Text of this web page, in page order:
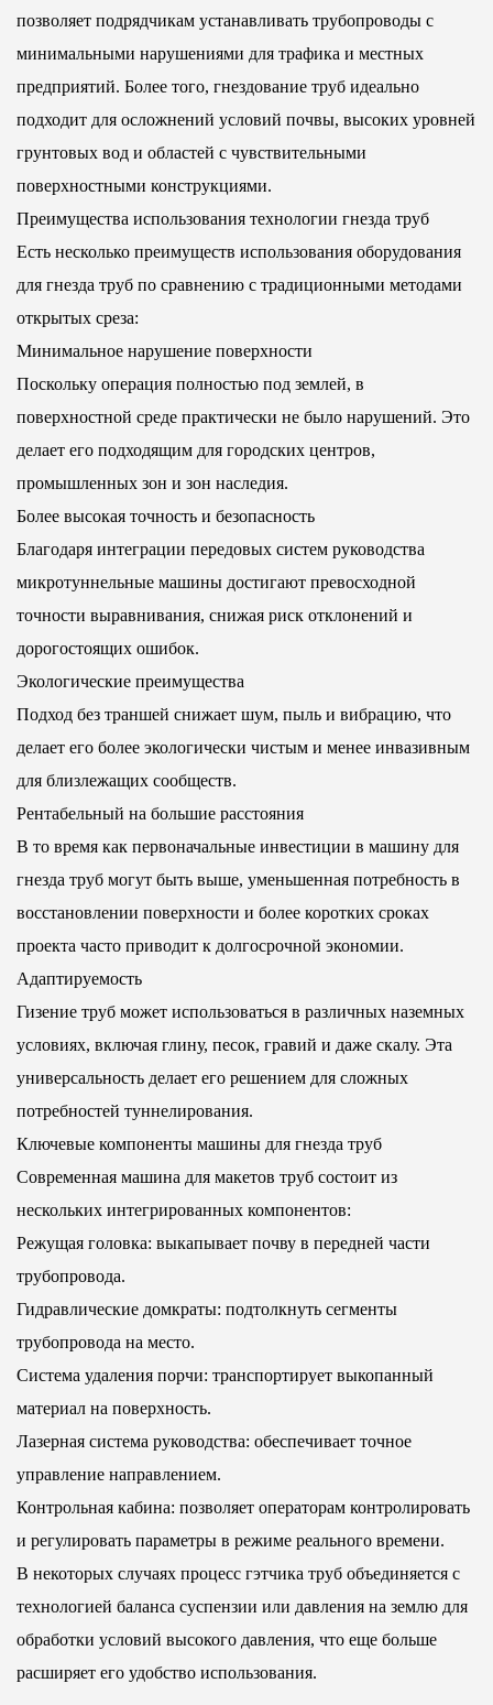
позволяет подрядчикам устанавливать трубопроводы с
минимальными нарушениями для трафика и местных
предприятий. Более того, гнездование труб идеально
подходит для осложнений условий почвы, высоких уровней
грунтовых вод и областей с чувствительными
поверхностными конструкциями.
Преимущества использования технологии гнезда труб
Есть несколько преимуществ использования оборудования
для гнезда труб по сравнению с традиционными методами
открытых среза:
Минимальное нарушение поверхности
Поскольку операция полностью под землей, в
поверхностной среде практически не было нарушений. Это
делает его подходящим для городских центров,
промышленных зон и зон наследия.
Более высокая точность и безопасность
Благодаря интеграции передовых систем руководства
микротуннельные машины достигают превосходной
точности выравнивания, снижая риск отклонений и
дорогостоящих ошибок.
Экологические преимущества
Подход без траншей снижает шум, пыль и вибрацию, что
делает его более экологически чистым и менее инвазивным
для близлежащих сообществ.
Рентабельный на большие расстояния
В то время как первоначальные инвестиции в машину для
гнезда труб могут быть выше, уменьшенная потребность в
восстановлении поверхности и более коротких сроках
проекта часто приводит к долгосрочной экономии.
Адаптируемость
Гизение труб может использоваться в различных наземных
условиях, включая глину, песок, гравий и даже скалу. Эта
универсальность делает его решением для сложных
потребностей туннелирования.
Ключевые компоненты машины для гнезда труб
Современная машина для макетов труб состоит из
нескольких интегрированных компонентов:
Режущая головка: выкапывает почву в передней части
трубопровода.
Гидравлические домкраты: подтолкнуть сегменты
трубопровода на место.
Система удаления порчи: транспортирует выкопанный
материал на поверхность.
Лазерная система руководства: обеспечивает точное
управление направлением.
Контрольная кабина: позволяет операторам контролировать
и регулировать параметры в режиме реального времени.
В некоторых случаях процесс гэтчика труб объединяется с
технологией баланса суспензии или давления на землю для
обработки условий высокого давления, что еще больше
расширяет его удобство использования.